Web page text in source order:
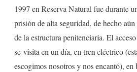
1997 en Reserva Natural fue durante
prisión de alta seguridad, de hecho
de la estructura penitenciaria. El
se visita en un día, en tren eléctrico
escogimos nosotros y nos encantó),